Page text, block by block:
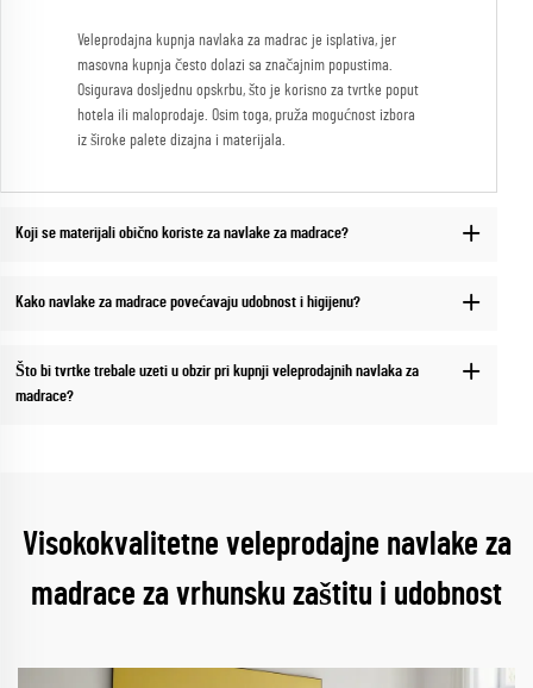
Veleprodajna kupnja navlaka za madrac je isplativa, jer
masovna kupnja često dolazi sa značajnim popustima.
Osigurava dosljednu opskrbu, što je korisno za tvrtke poput
hotela ili maloprodaje. Osim toga, pruža mogućnost izbora
iz široke palete dizajna i materijala.
Koji se materijali obično koriste za navlake za madrace?
Kako navlake za madrace povećavaju udobnost i higijenu?
Što bi tvrtke trebale uzeti u obzir pri kupnji veleprodajnih navlaka za
madrace?
Visokokvalitetne veleprodajne navlake za
madrace za vrhunsku zaštitu i udobnost